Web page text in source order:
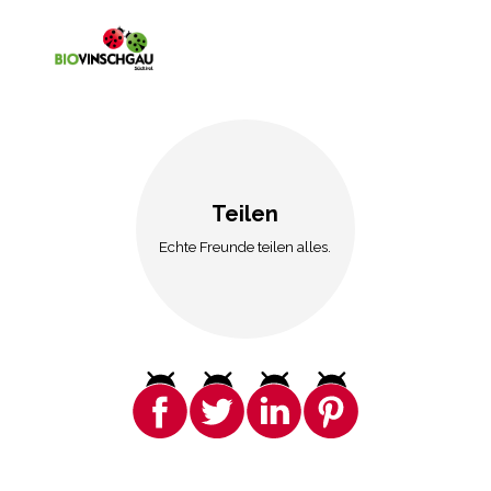
Teilen
Echte Freunde teilen alles.